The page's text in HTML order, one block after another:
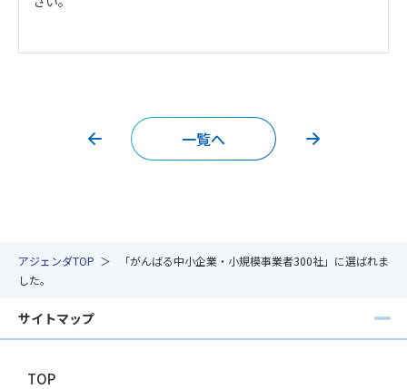
一覧へ
アジェンダTOP
「がんばる中小企業・小規模事業者300社」に選ばれま
した。
サイトマップ
TOP